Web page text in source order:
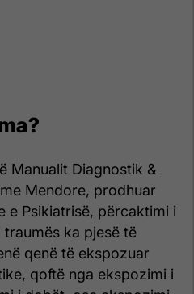
Manualit Diagnostik &
Mendore, prodhuar
e Psikiatrisë, përcaktimi i
ka pjesë të
qenë të ekspozuar
qoftë nga ekspozimi i